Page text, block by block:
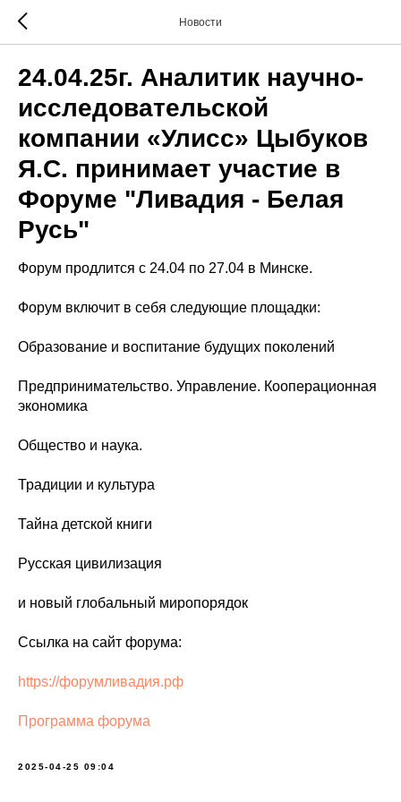
Новости
24.04.25г. Аналитик научно-
исследовательской
компании «Улисс» Цыбуков
Я.С. принимает участие в
Форуме "Ливадия - Белая
Русь"
Форум продлится с 24.04 по 27.04 в Минске.
Форум включит в себя следующие площадки:
Образование и воспитание будущих поколений
Предпринимательство. Управление. Кооперационная
экономика
Общество и наука.
Традиции и культура
Тайна детской книги
Русская цивилизация
и новый глобальный миропорядок
Ссылка на сайт форума:
https://форумливадия.рф
Программа форума
2025-04-25 09:04